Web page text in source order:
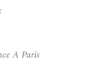
A Paris